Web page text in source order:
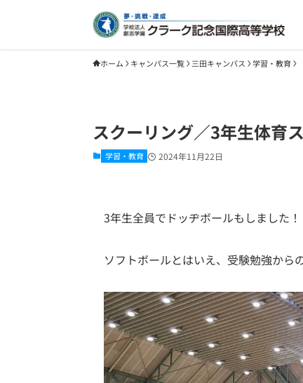
ホーム キャンパス一覧 三田キャンパス 学習・教育
スクーリング／3年生体育
学習・教育 2024年11月22日
3年生全員でドッヂボールもしました！
ソフトボールとはいえ、受験勉強から